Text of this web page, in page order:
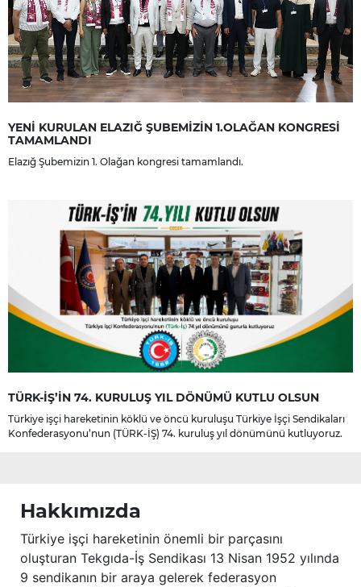
YENİ KURULAN ELAZIĞ ŞUBEMİZİN 1.OLAĞAN KONGRESİ
TAMAMLANDI
Elazığ Şubemizin 1. Olağan kongresi tamamlandı.
TÜRK-İŞ’İN 74. KURULUŞ YIL DÖNÜMÜ KUTLU OLSUN
Türkiye işçi hareketinin köklü ve öncü kuruluşu Türkiye İşçi Sendikaları
Konfederasyonu’nun (TÜRK-İŞ) 74. kuruluş yıl dönümünü kutluyoruz.
Hakkımızda
Türkiye işçi hareketinin önemli bir parçasını
oluşturan Tekgıda-İş Sendikası 13 Nisan 1952 yılında
9 sendikanın bir araya gelerek federasyon